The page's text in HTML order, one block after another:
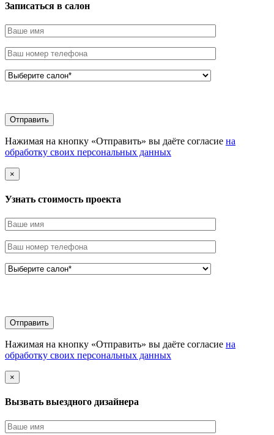
Записаться в салон
Нажимая на кнопку «Отправить» вы даёте согласие на
обработку своих персональных данных
×
Узнать стоимоcть проекта
Нажимая на кнопку «Отправить» вы даёте согласие на
обработку своих персональных данных
×
Вызвать выездного дизайнера